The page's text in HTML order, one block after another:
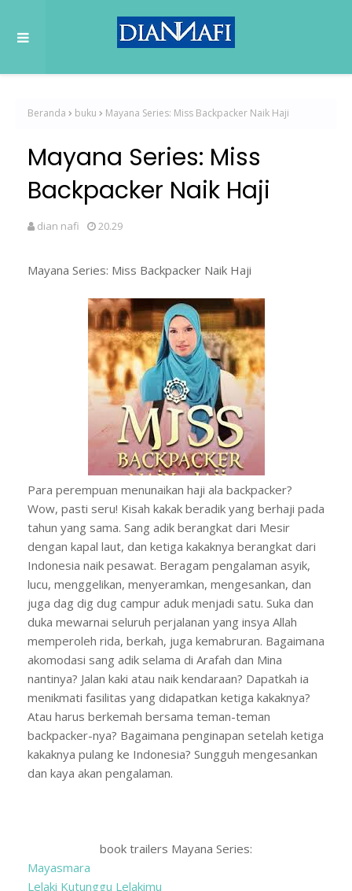
Beranda buku Mayana Series: Miss Backpacker Naik Haji
Mayana Series: Miss
Backpacker Naik Haji
dian nafi 20.29
Mayana Series: Miss Backpacker Naik Haji
Para perempuan menunaikan haji ala backpacker?
Wow, pasti seru! Kisah kakak beradik yang berhaji pada
tahun yang sama. Sang adik berangkat dari Mesir
dengan kapal laut, dan ketiga kakaknya berangkat dari
Indonesia naik pesawat. Beragam pengalaman asyik,
lucu, menggelikan, menyeramkan, mengesankan, dan
juga dag dig dug campur aduk menjadi satu. Suka dan
duka mewarnai seluruh perjalanan yang insya Allah
memperoleh rida, berkah, juga kemabruran. Bagaimana
akomodasi sang adik selama di Arafah dan Mina
nantinya? Jalan kaki atau naik kendaraan? Dapatkah ia
menikmati fasilitas yang didapatkan ketiga kakaknya?
Atau harus berkemah bersama teman-teman
backpacker-nya? Bagaimana penginapan setelah ketiga
kakaknya pulang ke Indonesia? Sungguh mengesankan
dan kaya akan pengalaman.
book trailers Mayana Series:
Mayasmara
Lelaki Kutunggu Lelakimu